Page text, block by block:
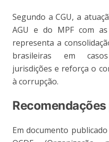
Segundo a CGU, a
AGU e do MPF com
representa a
brasileiras em
jurisdições e reforça o
à corrupção.
Em documento